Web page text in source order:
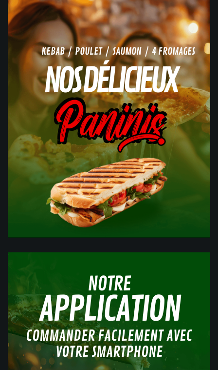
KEBAB / POULET / SAUMON / 4 FROMAGES
NOS DÉLICIEUX
Paninis
NOTRE
APPLICATION
COMMANDER FACILEMENT AVEC
VOTRE SMARTPHONE